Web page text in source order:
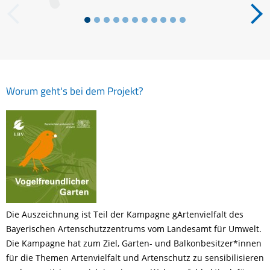
Vögel,
Worum geht's bei dem Projekt?
Die Auszeichnung ist Teil der Kampagne gArtenvielfalt des
Bayerischen Artenschutzzentrums vom Landesamt für Umwelt.
Die Kampagne hat zum Ziel, Garten- und Balkonbesitzer*innen
für die Themen Artenvielfalt und Artenschutz zu sensibilisieren